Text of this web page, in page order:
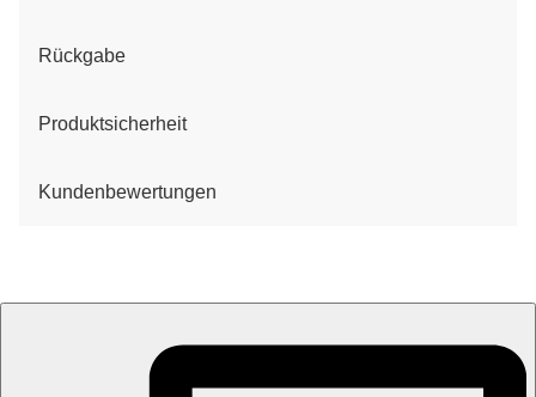
Rückgabe
Produktsicherheit
Kundenbewertungen